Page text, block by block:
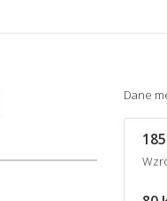
Dane